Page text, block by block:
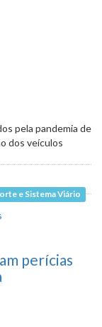
pela pandemia de
dos veículos
e Sistema Viário
transporte escolar
em pauta
perícias